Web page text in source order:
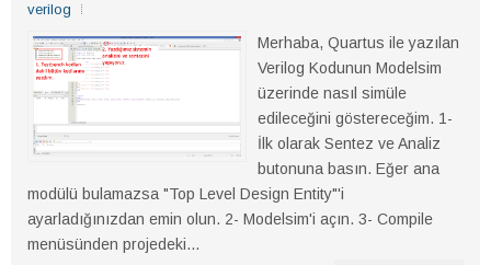
verilog
Merhaba, Quartus ile yazılan
Verilog Kodunun Modelsim
üzerinde nasıl simüle
edileceğini göstereceğim. 1-
İlk olarak Sentez ve Analiz
butonuna basın. Eğer ana
modülü bulamazsa "Top Level Design Entity"'i
ayarladığınızdan emin olun. 2- Modelsim'i açın. 3- Compile
menüsünden projedeki...